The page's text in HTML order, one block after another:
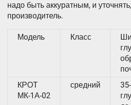
надо быть аккуратным, и
производитель.
Модель Класс
КРОТ
МК-1А-02
средний